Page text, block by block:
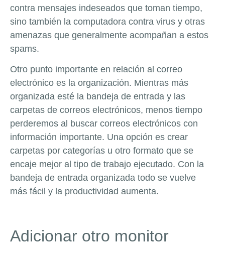
contra mensajes indeseados que toman tiempo,
sino también la computadora contra virus y otras
amenazas que generalmente acompañan a estos
spams.
Otro punto importante en relación al correo
electrónico es la organización. Mientras más
organizada esté la bandeja de entrada y las
carpetas de correos electrónicos, menos tiempo
perderemos al buscar correos electrónicos con
información importante. Una opción es crear
carpetas por categorías u otro formato que se
encaje mejor al tipo de trabajo ejecutado. Con la
bandeja de entrada organizada todo se vuelve
más fácil y la productividad aumenta.
Adicionar otro monitor